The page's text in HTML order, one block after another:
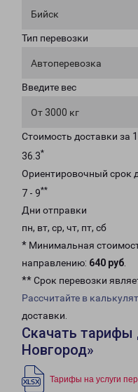
Бийск
Тип перевозки
Автоперевозка
Введите вес
От 3000 кг
Стоимость доставки за
36.3*
Ориентировочный срок
7 - 9**
Дни отправки
пн, вт, ср, чт, пт, сб
* Минимальная
направлению: 640 руб.
** Срок перевозки
Рассчитайте в
доставки.
Скачать
Новгород»
Тарифы на услуги